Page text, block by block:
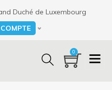
Duché de Luxembourg
0